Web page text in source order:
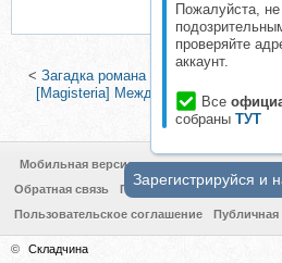
Пожалуйста,
проверяйте
аккаунт.
Все
собраны ТУТ
< Загадка романа Джеймса Джойса
[Magisteria] Между утопией и бытом.
веке (Дмитрий
Мобильная версия
Обратная связь
Политика
Пользовательское соглашение
Публичная
© Складчина
Зарегистрируйся и